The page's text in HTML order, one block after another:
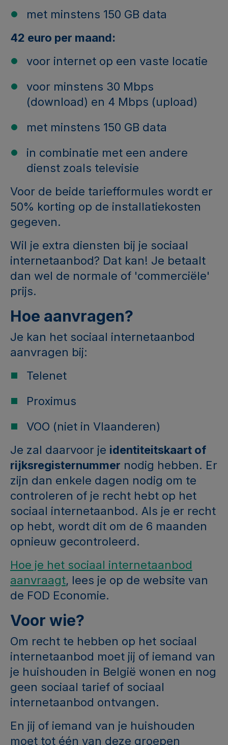
met minstens 150 GB data
42 euro per maand:
voor internet op een vaste locatie
voor minstens 30 Mbps
(download) en 4 Mbps (upload)
met minstens 150 GB data
in combinatie met een andere
dienst zoals televisie
Voor de beide tariefformules wordt er
50% korting op de installatiekosten
gegeven.
Wil je extra diensten bij je sociaal
internetaanbod? Dat kan! Je betaalt
dan wel de normale of 'commerciële'
prijs.
Hoe aanvragen?
Je kan het sociaal internetaanbod
aanvragen bij:
Telenet
Proximus
VOO (niet in Vlaanderen)
Je zal daarvoor je identiteitskaart of
rijksregisternummer nodig hebben. Er
zijn dan enkele dagen nodig om te
controleren of je recht hebt op het
sociaal internetaanbod. Als je er recht
op hebt, wordt dit om de 6 maanden
opnieuw gecontroleerd.
Hoe je het sociaal internetaanbod
aanvraagt, lees je op de website van
de FOD Economie.
Voor wie?
Om recht te hebben op het sociaal
internetaanbod moet jij of iemand van
je huishouden in België wonen en nog
geen sociaal tarief of sociaal
internetaanbod ontvangen.
En jij of iemand van je huishouden
moet tot één van deze groepen